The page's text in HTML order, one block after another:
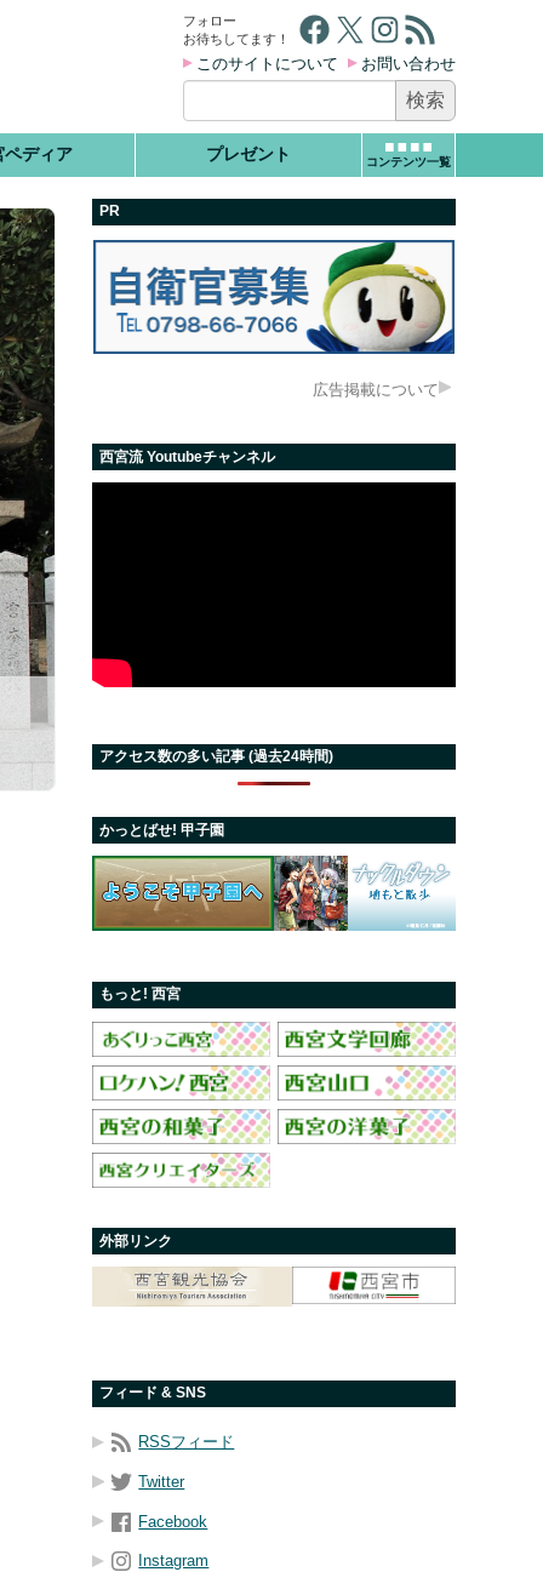
ペディア プレゼント コンテンツ一覧
フォロー
お待ちしてます！
Facebook X Instagram RSS フィード
このサイトについて お問い合わせ
索:
PR
広告掲載について
西宮流 Youtubeチャンネル
アクセス数の多い記事 (過去24時間)
かっとばせ! 甲子園
もっと! 西宮
外部リンク
フィード & SNS
RSSフィード
Twitter
Facebook
Instagram